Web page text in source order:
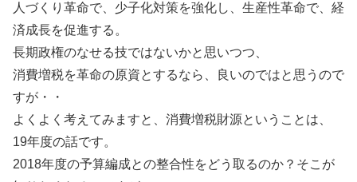
人づくり革命で、少子化対策を強化し、生産性革命で、経
済成長を促進する。
長期政権のなせる技ではないかと思いつつ、
消費増税を革命の原資とするなら、良いのではと思うので
すが・・
よくよく考えてみますと、消費増税財源ということは、
19年度の話です。
2018年度の予算編成との整合性をどう取るのか？そこが